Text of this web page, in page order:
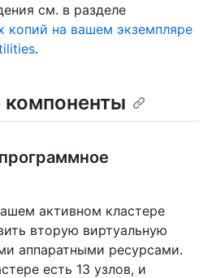
см. в разделе
копий на вашем экземпляре
.
активном кластере
вторую виртуальную
аппаратными ресурсами.
есть 13 узлов, и